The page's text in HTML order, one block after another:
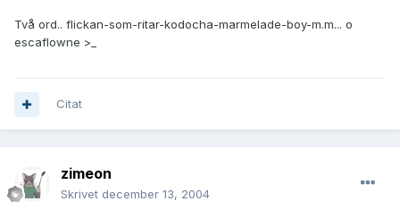
Två ord.. flickan-som-ritar-kodocha-marmelade-boy-m.m... o
escaflowne >_
Citat
zimeon
Skrivet december 13, 2004